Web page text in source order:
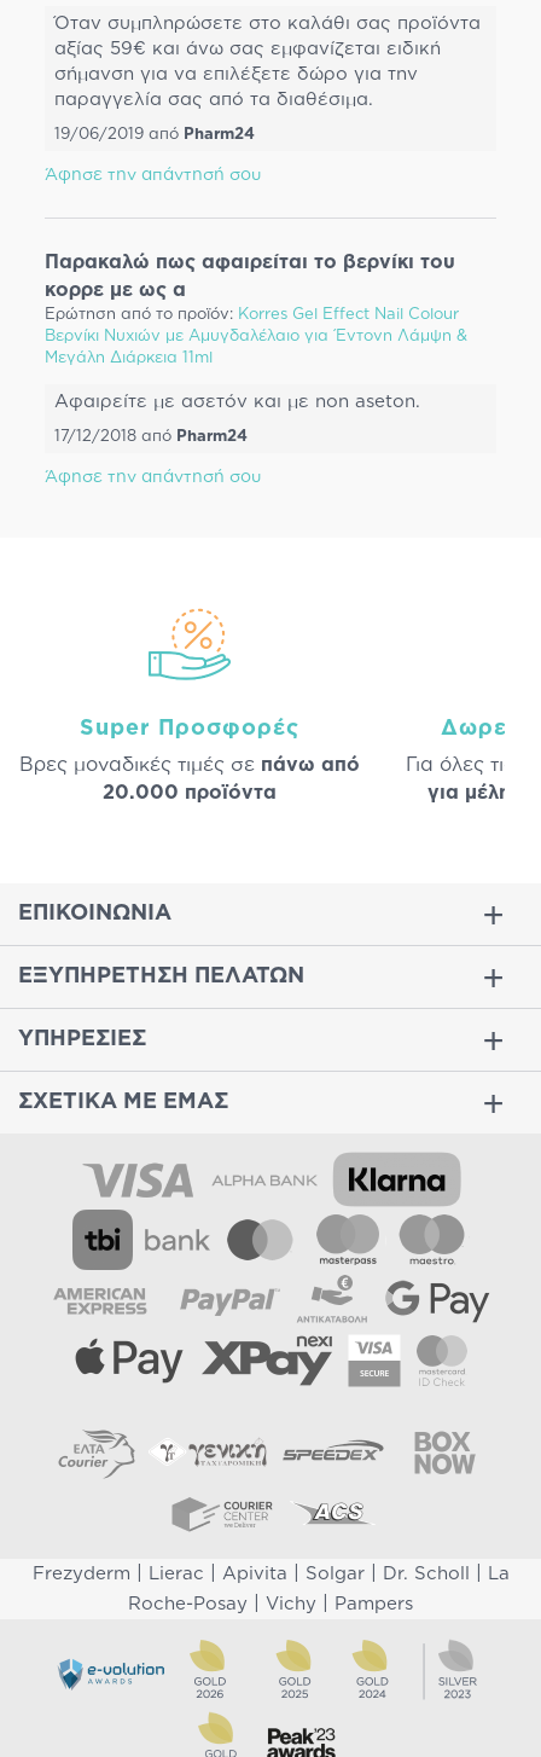
Όταν συμπληρώσετε στο καλάθι σας προϊόντα
αξίας 59€ και άνω σας εμφανίζεται ειδική
σήμανση για να επιλέξετε δώρο για την
παραγγελία σας από τα διαθέσιμα.
19/06/2019 από Pharm24
Άφησε την απάντησή σου
Παρακαλώ πως αφαιρείται το βερνίκι του
κορρε με ως α
Ερώτηση από το προϊόν: Korres Gel Effect Nail Colour
Βερνίκι Νυχιών με Αμυγδαλέλαιο για Έντονη Λάμψη &
Μεγάλη Διάρκεια 11ml
Αφαιρείτε με ασετόν και με non aseton.
17/12/2018 από Pharm24
Άφησε την απάντησή σου
Super Προσφορές
Βρες μοναδικές τιμές σε πάνω από
20.000 προϊόντα
Δωρεάν
Για όλες τις
για μέλη
ΕΠΙΚΟΙΝΩΝΙΑ
ΕΞΥΠΗΡΕΤΗΣΗ ΠΕΛΑΤΩΝ
ΥΠΗΡΕΣΙΕΣ
ΣΧΕΤΙΚΑ ΜΕ ΕΜΑΣ
Frezyderm Lierac Apivita Solgar| Dr. Scholl
La
Roche-Posay
Vichy Pampers